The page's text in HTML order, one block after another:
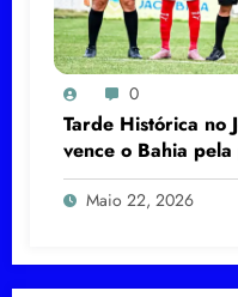
0
Tarde Histórica no
vence o Bahia
na briga pela
Maio 22, 2026